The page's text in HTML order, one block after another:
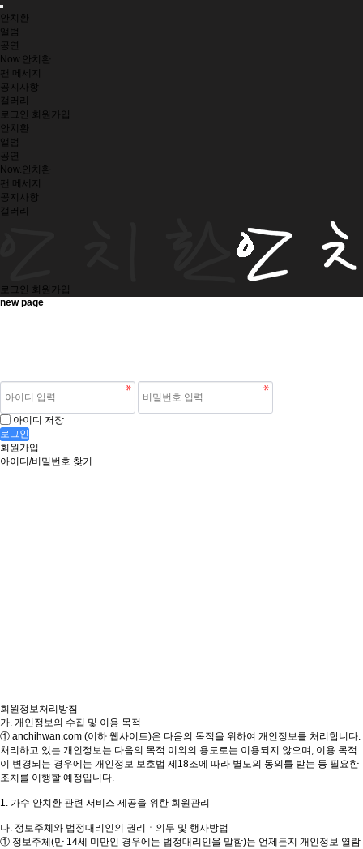
안치환
앨범
공연
Now.안치환
팬 메세지
공지사항
갤러리
로그인
회원가입
안치환
앨범
공연
Now.안치환
팬 메세지
공지사항
갤러리
로그인
회원가입
new page
아이디 저장
로그인
회원가입
아이디/비밀번호 찾기
회원정보처리방침
가. 개인정보의 수집 및 이용 목적
① anchihwan.com (이하 웹사이트)은 다음의 목적을 위하여 개인정보를 처리합니다.
처리하고 있는 개인정보는 다음의 목적 이외의 용도로는 이용되지 않으며, 이용 목적
이 변경되는 경우에는 개인정보 보호법 제18조에 따라 별도의 동의를 받는 등 필요한
조치를 이행할 예정입니다.
1. 가수 안치환 관련 서비스 제공을 위한 회원관리
나. 정보주체와 법정대리인의 권리ㆍ의무 및 행사방법
① 정보주체(만 14세 미만인 경우에는 법정대리인을 말함)는 언제든지 개인정보 열람